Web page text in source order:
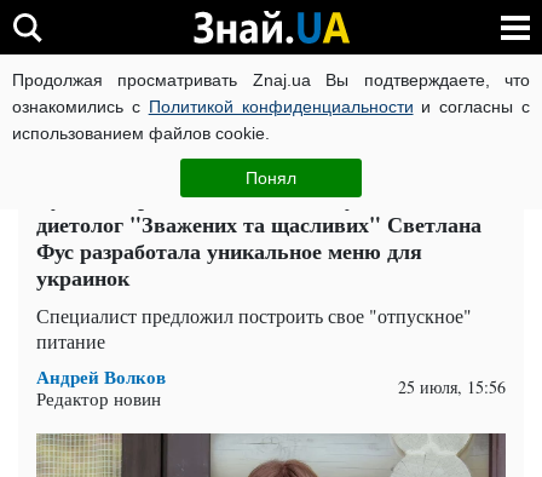
Продолжая просматривать Znaj.ua Вы подтверждаете, что
ознакомились с Политикой конфиденциальности и согласны с
использованием файлов cookie.
Понял
ВОЙНА РОССИИ ПРОТИВ УКРАИНЫ КОРОНАВИРУС В
ЧИТАТИ УКРАЇНСЬКОЮ
Будешь стройная, как Анита Луценко:
диетолог "Зважених та щасливих" Светлана
Фус разработала уникальное меню для
украинок
Специалист предложил построить свое "отпускное"
питание
Андрей Волков
Редактор новин 25 июля, 15:56